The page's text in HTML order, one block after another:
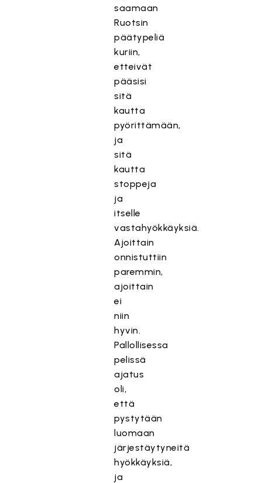
saamaan
Ruotsin
päätypeliä
kuriin,
etteivät
pääsisi
sitä
kautta
pyörittämään,
ja
sitä
kautta
stoppeja
ja
itselle
vastahyökkäyksiä.
Ajoittain
onnistuttiin
paremmin,
ajoittain
ei
niin
hyvin.
Pallollisessa
pelissä
ajatus
oli,
että
pystytään
luomaan
järjestäytyneitä
hyökkäyksiä,
ja